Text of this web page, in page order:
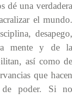
dé una
el
mente y de
así como
que
de poder. Si